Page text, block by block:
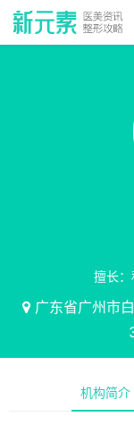
擅长
广东省广州市
机构简介